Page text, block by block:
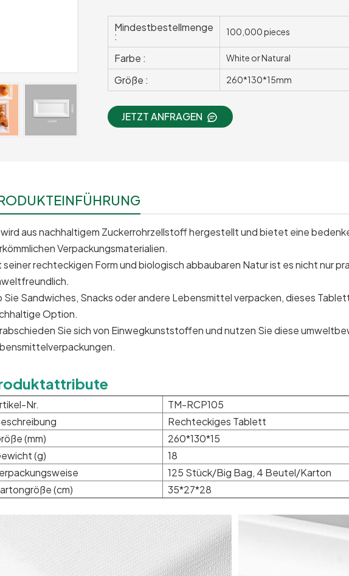
Mindestbestellmenge
: 100,000 pieces
Farbe : White or Natural
Größe : 260*130*15mm
JETZT ANFRAGEN
wird aus nachhaltigem Zuckerrohrzellstoff hergestellt und bietet eine
Verpackungsmaterialien.
seiner rechteckigen Form und biologisch abbaubaren Natur ist es nicht nur
Sie Sandwiches, Snacks oder andere Lebensmittel verpacken, dieses
Option.
Sie sich von Einwegkunststoffen und nutzen Sie diese
Nr.
TM-RCP105
Rechteckiges Tablett
(mm)
260*130*15
(g)
18
125 Stück/Big Bag, 4 Beutel/Karton
(cm)
35*27*28